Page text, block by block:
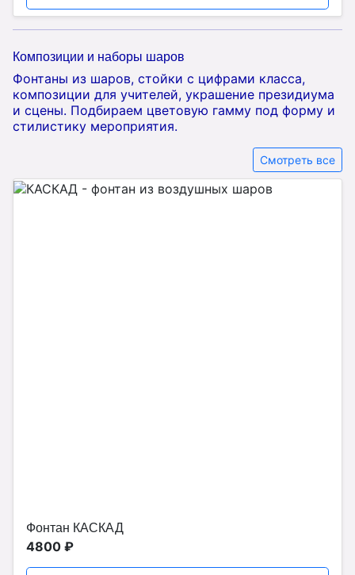
Композиции и наборы шаров
Фонтаны из шаров, стойки с цифрами класса,
композиции для учителей, украшение президиума
и сцены. Подбираем цветовую гамму под форму и
стилистику мероприятия.
Смотреть все
Фонтан КАСКАД
4800 ₽